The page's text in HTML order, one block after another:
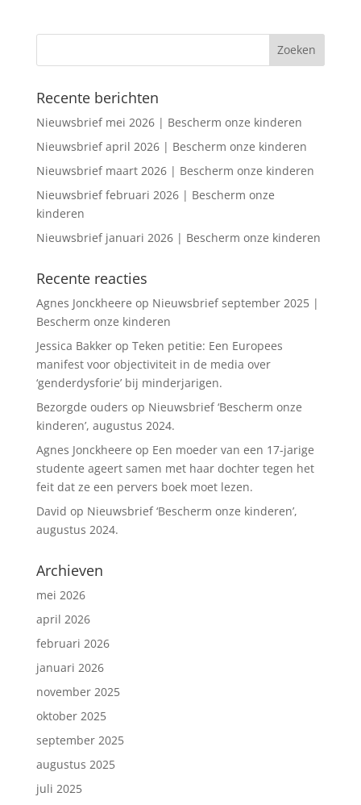
Recente berichten
Nieuwsbrief mei 2026 | Bescherm onze kinderen
Nieuwsbrief april 2026 | Bescherm onze kinderen
Nieuwsbrief maart 2026 | Bescherm onze kinderen
Nieuwsbrief februari 2026 | Bescherm onze
kinderen
Nieuwsbrief januari 2026 | Bescherm onze kinderen
Recente reacties
Agnes Jonckheere op Nieuwsbrief september 2025 |
Bescherm onze kinderen
Jessica Bakkerop Teken petitie: Een Europees
manifest voor objectiviteit in de media over
‘genderdysforie’ bij minderjarigen.
Bezorgde ouders op Nieuwsbrief ‘Bescherm onze
kinderen’, augustus 2024.
Agnes Jonckheere op Een moeder van een 17-jarige
studente ageert samen met haar dochter tegen het
feit dat ze een pervers boek moet lezen.
David op Nieuwsbrief ‘Bescherm onze kinderen’,
augustus 2024.
Archieven
mei 2026
april 2026
februari 2026
januari 2026
november 2025
oktober 2025
september 2025
augustus 2025
juli 2025